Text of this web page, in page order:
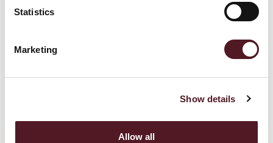
Statistics
Marketing
Show details
Allow all